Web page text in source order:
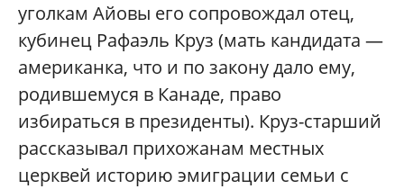
уголкам Айовы его сопровождал отец,
кубинец Рафаэль Круз (мать кандидата —
американка, что и по закону дало ему,
родившемуся в Канаде, право
избираться в президенты). Круз-старший
рассказывал прихожанам местных
церквей историю эмиграции семьи с